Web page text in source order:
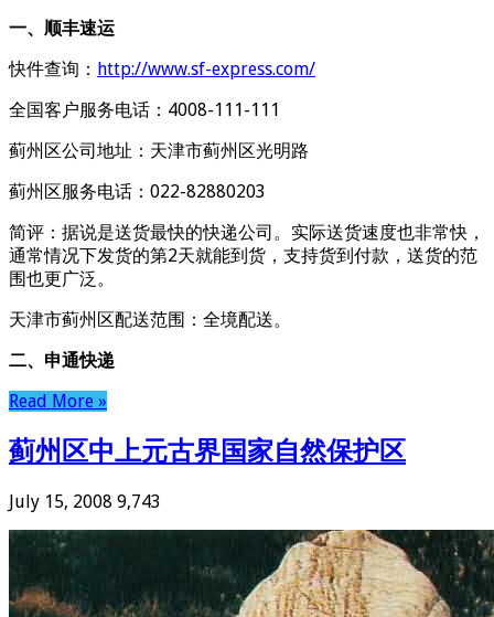
一、顺丰速运
快件查询： http://www.sf-express.com/
全国客户服务电话：4008-111-111
蓟州区公司地址：天津市蓟州区光明路
蓟州区服务电话：022-82880203
简评：据说是送货最快的快递公司。实际送货速度也非常快，
通常情况下发货的第2天就能到货，支持货到付款，送货的范
围也更广泛。
天津市蓟州区配送范围：全境配送。
二、申通快递
Read More »
蓟州区中上元古界国家自然保护区
July 15, 2008 9,743